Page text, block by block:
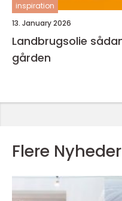
inspiration
13. January 2026
Landbrugsolie sådan vælger du rigtigt til
gården
Flere Nyheder